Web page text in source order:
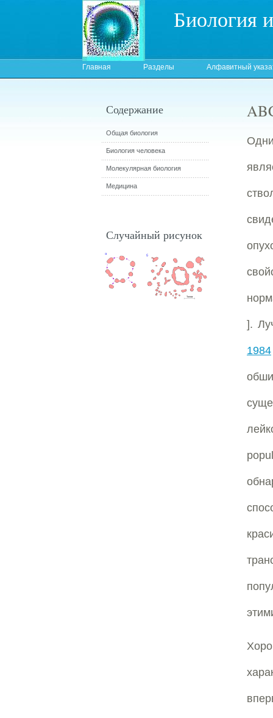
Биология
Главная Разделы Алфавитный
].
1984
Содержание
Общая биология
Биология человека
Молекулярная биология
Медицина
Случайный рисунок